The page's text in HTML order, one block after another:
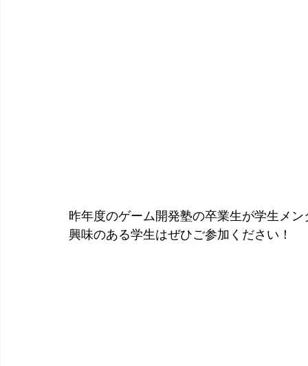
昨年度のゲーム開発塾の卒業生が学生メ
興味のある学生はぜひご参加ください！